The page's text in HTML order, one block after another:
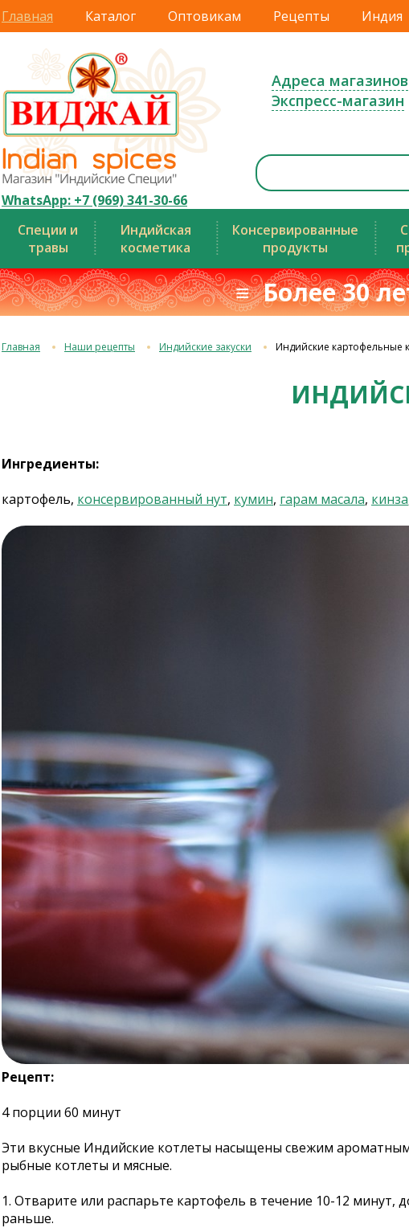
Главная Каталог Оптовикам Рецепты Индия
WhatsApp: +7 (969) 341-30-66
Адреса магазинов
Экспресс-магазин
Специи и
травы
Индийская
косметика
Консервированные
продукты
≡ Более 30
Главная Наши рецепты Индийские закуски Индийские картофельные
Ингредиенты:
картофель, консервированный нут, кумин, гарам масала, кинза
Рецепт:
4 порции 60 минут
Эти вкусные Индийские котлеты насыщены свежим
рыбные котлеты и мясные.
1. Отварите или распарьте картофель в течение 10-12 минут,
раньше.